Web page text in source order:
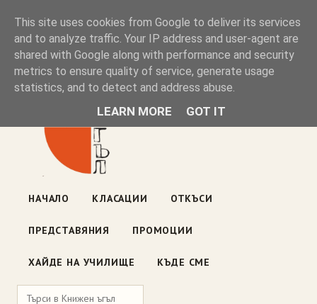
Книжен ъгъл
Блог на книжарницата — класации, откъси, нови книги
ул. „Оборище" 117, София· пон–пет 10:00–19:00 ·
НАЧАЛО КЛАСАЦИИ ОТКЪСИ
ПРЕДСТАВЯНИЯ ПРОМОЦИИ
ХАЙДЕ НА УЧИЛИЩЕ КЪДЕ СМЕ
This site uses cookies from Google to deliver its services
and to analyze traffic. Your IP address and user-agent are
shared with Google along with performance and security
metrics to ensure quality of service, generate usage
statistics, and to detect and address abuse.
LEARN MORE GOT IT